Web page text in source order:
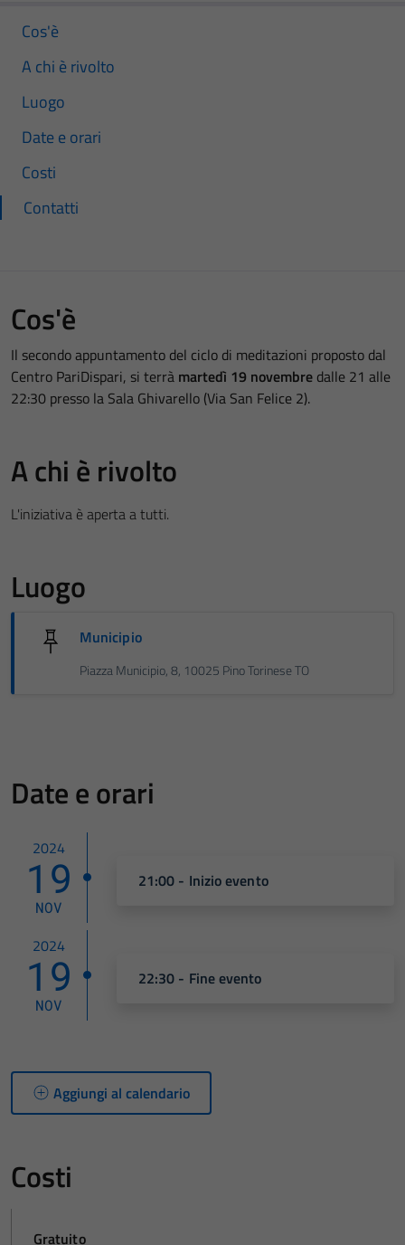
Cos'è
A chi è rivolto
Luogo
Date e orari
Costi
Contatti
Cos'è
Il secondo appuntamento del ciclo di meditazioni proposto dal
Centro PariDispari, si terrà martedì 19 novembre dalle 21 alle
22:30 presso la Sala Ghivarello (Via San Felice 2).
A chi è rivolto
L'iniziativa è aperta a tutti.
Luogo
Municipio
Piazza Municipio, 8, 10025 Pino Torinese TO
Date e orari
2024
19
NOV
21:00 - Inizio evento
2024
19
NOV
22:30 - Fine evento
Aggiungi al calendario
Costi
Gratuito